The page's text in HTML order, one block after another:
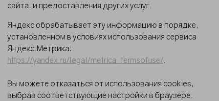
сайта, и предоставления других услуг.
Яндекс обрабатывает эту информацию в порядке,
установленном в условиях использования сервиса
Яндекс.Метрика:
https://yandex.ru/legal/metrica_termsofuse/.
Вы можете отказаться от использования cookies,
выбрав соответствующие настройки в браузере.